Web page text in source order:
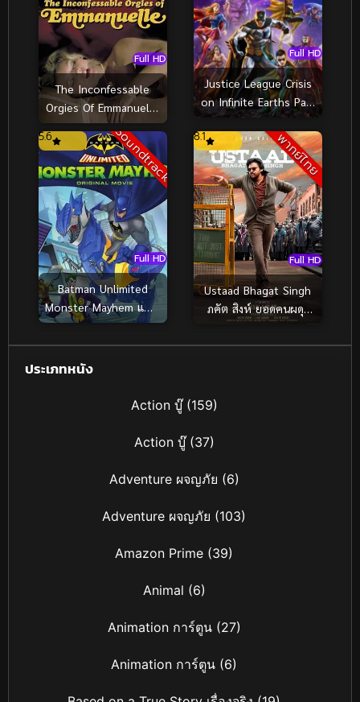
Full HD
The Inconfessable
Orgies Of Emmanuelle
(1982)
Full HD
Justice League Crisis
on Infinite Earths Part
Two (2024) จัสติซ ลีก
วิกฤติบนโลกที่ไม่สิ้นสุด
ตอนที่ 2
Soundtrack
Full HD
5.6
Batman Unlimited
Monster Mayhem แบท
แมน ถล่มจอมวายร้าย
(2015)
พากย์ไทย
Full HD
8.1
Ustaad Bhagat Singh
ภคัต สิงห์ ยอดคนผดุง
ประเภทหนัง
Action บู๊(159)
Action บู๊(37)
Adventure ผจญภัย (6)
Adventure ผจญภัย (103)
Amazon Prime (39)
Animal (6)
Animation การ์ตูน(27)
Animation การ์ตูน (6)